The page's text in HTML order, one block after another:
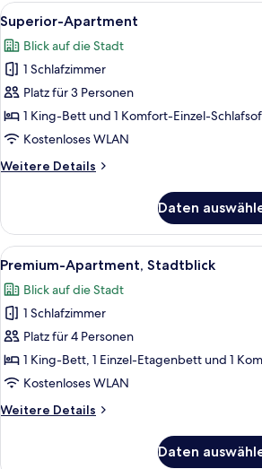
Alle
Fotos
für
Superior-
Apartment
anzeigen
Ein
35
Superior-Apartment
Blick auf die Stadt
1 Schlafzimmer
Platz für 3 Personen
1 King-Bett und 1 Komfort-Einzel-
Kostenloses WLAN
Weitere Details
Weitere
Apartment
Daten
Alle
Fotos
für
Premium-
Apartment,
Stadtblick
anzeigen
Ein
29
Premium-Apartment, Stadtblick
Blick auf die Stadt
1 Schlafzimmer
Platz für 4 Personen
1 King-Bett, 1 Einzel-Etagenbett und 1
Kostenloses WLAN
Weitere Details
Weitere
Daten